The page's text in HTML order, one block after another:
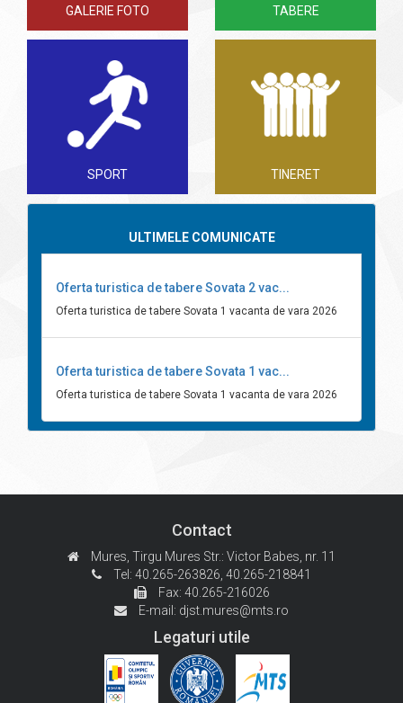
GALERIE FOTO TABERE
SPORT TINERET
ULTIMELE COMUNICATE
Oferta turistica de tabere Sovata 2 vac...
Oferta turistica de tabere Sovata 1 vacanta de vara 2026
Oferta turistica de tabere Sovata 1 vac...
Oferta turistica de tabere Sovata 1 vacanta de vara 2026
Contact
Mures, Tirgu Mures Str.: Victor Babes, nr. 11
Tel: 40.265-263826, 40.265-218841
Fax: 40.265-216026
E-mail: djst.mures@mts.ro
Legaturi utile